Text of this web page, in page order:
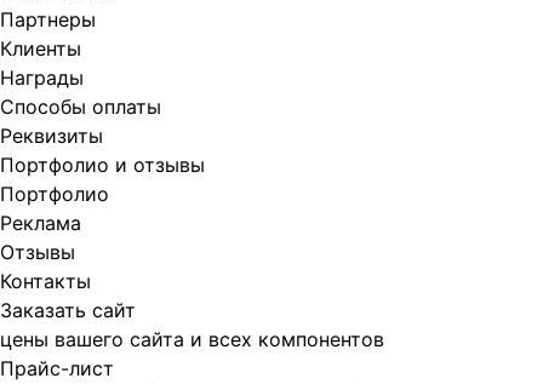
Партнеры
Клиенты
Награды
Способы оплаты
Реквизиты
Портфолио и отзывы
Портфолио
Реклама
Отзывы
Контакты
Заказать сайт
цены вашего сайта и всех компонентов
Прайс-лист